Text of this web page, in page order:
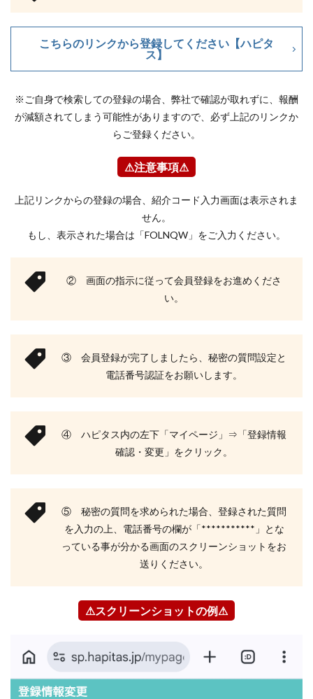
こちらのリンクから登録してください【ハピタ
ス】
※ご自身で検索しての登録の場合、弊社で確認が取れずに、報酬
が減額されてしまう可能性がありますので、必ず上記のリンクか
らご登録ください。
⚠注意事項⚠
上記リンクからの登録の場合、紹介コード入力画面は表示されま
せん。
もし、表示された場合は「FOLNQW」をご入力ください。
② 画面の指示に従って会員登録をお進めくださ
い。
③ 会員登録が完了しましたら、秘密の質問設定と
電話番号認証をお願いします。
④ ハピタス内の左下「マイページ」⇒「登録情報
確認・変更」をクリック。
⑤ 秘密の質問を求められた場合、登録された質問
を入力の上、電話番号の欄が「***********」とな
っている事が分かる画面のスクリーンショットをお
送りください。
⚠スクリーンショットの例⚠